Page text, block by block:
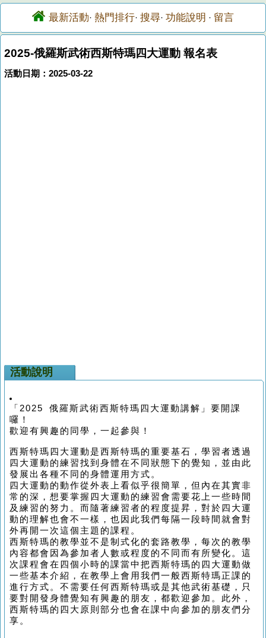
最新活動· 熱門排行· 搜尋· 功能說明 · 留言
2025-俄羅斯武術西斯特瑪四大運動 報名表
活動日期：2025-03-22
活動說明
「2025 俄羅斯武術西斯特瑪四大運動講解」要開課
囉！
歡迎有興趣的同學，一起參與！
西斯特瑪四大運動是西斯特瑪的重要基石，學習者透過
四大運動的練習找到身體在不同狀態下的覺知，並由此
發展出各種不同的身體運用方式。
四大運動的動作從外表上看似乎很簡單，但內在其實非
常的深，想要掌握四大運動的練習會需要花上一些時間
及練習的努力。而隨著練習者的程度提昇，對於四大運
動的理解也會不一樣，也因此我們每隔一段時間就會對
外再開一次這個主題的課程。
西斯特瑪的教學並不是制式化的套路教學，每次的教學
內容都會因為參加者人數或程度的不同而有所變化。這
次課程會在四個小時的課當中把西斯特瑪的四大運動做
一些基本介紹，在教學上會用我們一般西斯特瑪正課的
進行方式。不需要任何西斯特瑪或是其他武術基礎，只
要對開發身體覺知有興趣的朋友，都歡迎參加。此外，
西斯特瑪的四大原則部分也會在課中向參加的朋友們分
享。